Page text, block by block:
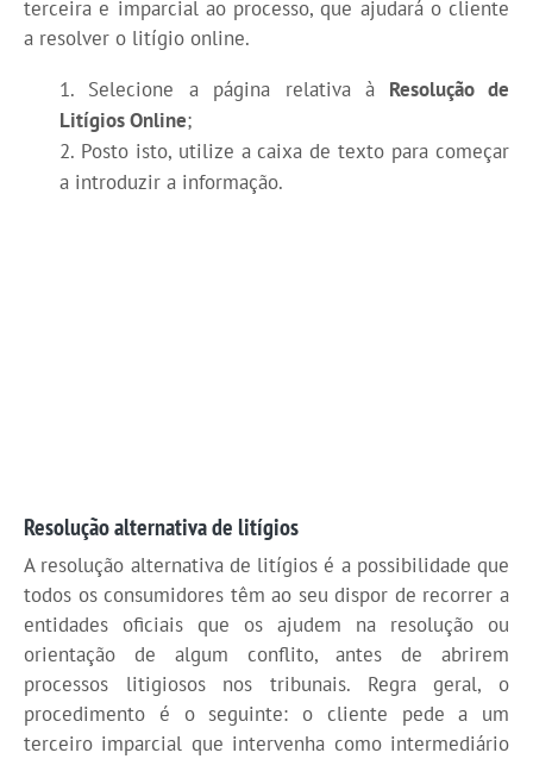
terceira e imparcial ao processo, que ajudará o cliente
a resolver o litígio online.
Selecione a página relativa à Resolução de
Litígios Online;
Posto isto, utilize a caixa de texto para começar
a introduzir a informação.
Resolução alternativa de litígios
A resolução alternativa de litígios é a possibilidade que
todos os consumidores têm ao seu dispor de recorrer a
entidades oficiais que os ajudem na resolução ou
orientação de algum conflito, antes de abrirem
processos litigiosos nos tribunais. Regra geral, o
procedimento é o seguinte: o cliente pede a um
terceiro imparcial que intervenha como intermediário